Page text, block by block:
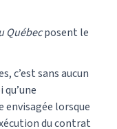
Québecposent le
c’est sans aucun
lorsque
du contrat